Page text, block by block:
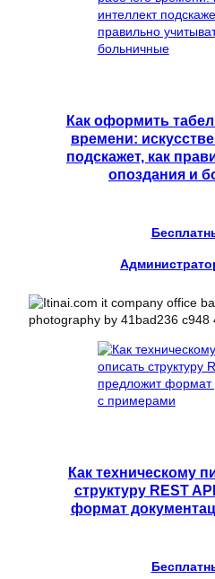
Как оформить
времени:
подскажет, как
опоздания и
Как техническому
структуру REST
формат